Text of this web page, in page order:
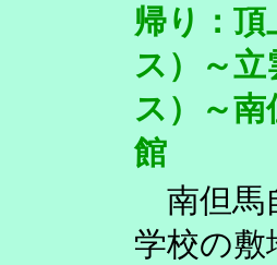
帰り：頂
ス）～
ス）～南
館
南但馬
学校の